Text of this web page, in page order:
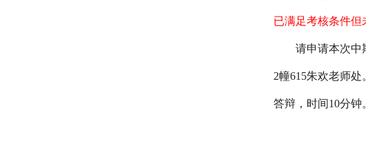
已满足考核条件但
请申请本次中
2幢615朱欢老师
答辩，时间10分钟